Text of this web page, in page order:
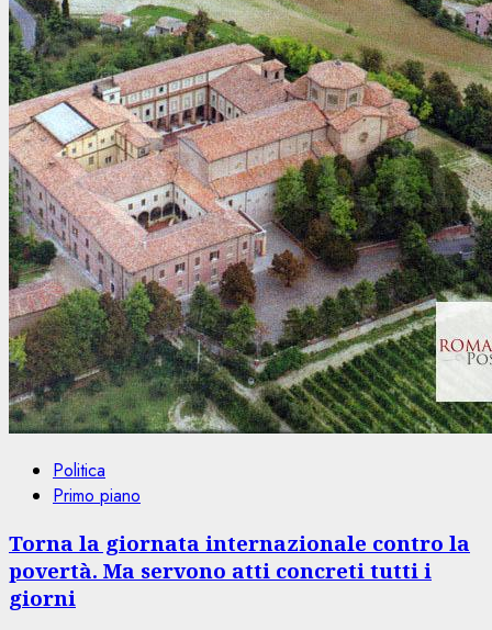
Politica
Primo piano
Torna la giornata internazionale contro la
povertà. Ma servono atti concreti tutti i
giorni